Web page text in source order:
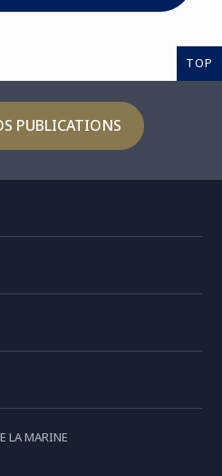
TOP
PUBLICATIONS
LA MARINE